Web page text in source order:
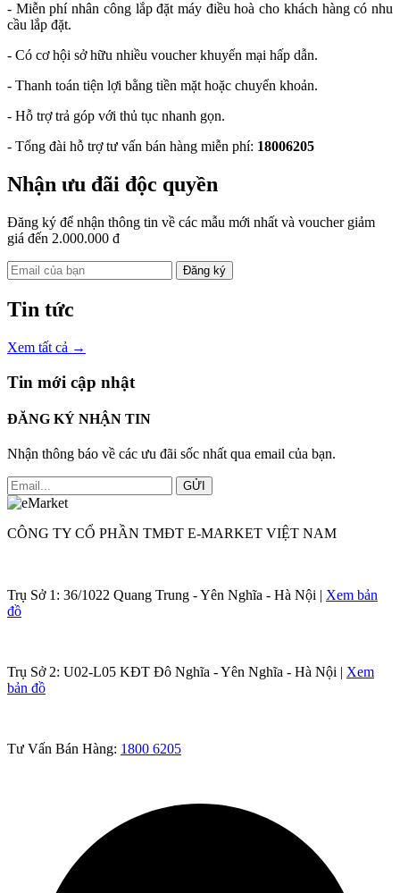
- Miễn phí nhân công lắp đặt máy điều hoà cho khách hàng có nhu
cầu lắp đặt.
- Có cơ hội sở hữu nhiều voucher khuyến mại hấp dẫn.
- Thanh toán tiện lợi bằng tiền mặt hoặc chuyển khoản.
- Hỗ trợ trả góp với thủ tục nhanh gọn.
- Tổng đài hỗ trợ tư vấn bán hàng miễn phí: 18006205
Nhận ưu đãi độc quyền
Đăng ký để nhận thông tin về các mẫu mới nhất và voucher giảm
giá đến 2.000.000 đ
Đăng ký
Tin tức
Xem tất cả →
Tin mới cập nhật
ĐĂNG KÝ NHẬN TIN
Nhận thông báo về các ưu đãi sốc nhất qua email của bạn.
GỬI
CÔNG TY CỔ PHẦN TMĐT E-MARKET VIỆT NAM
Trụ Sở 1: 36/1022 Quang Trung - Yên Nghĩa - Hà Nội | Xem bản
đồ
Trụ Sở 2: U02-L05 KĐT Đô Nghĩa - Yên Nghĩa - Hà Nội | Xem
bản đồ
Tư Vấn Bán Hàng: 1800 6205